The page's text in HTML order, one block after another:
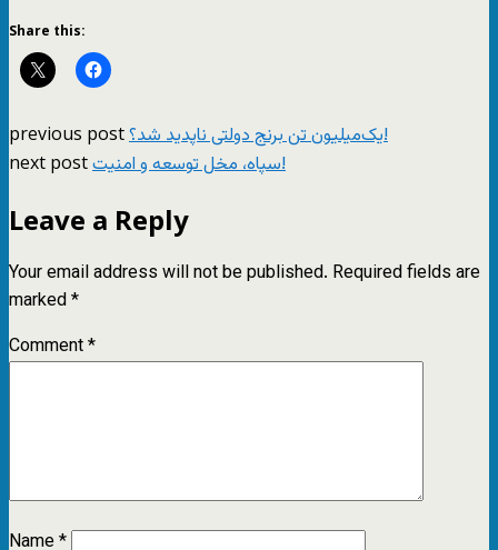
Share this:
previous post یک‌میلیون تن برنج دولتی ناپدید شد؟!
next post سپاه، مخل توسعه و امنیت!
Leave a Reply
Your email address will not be published. Required fields are
marked*
Comment*
Name*